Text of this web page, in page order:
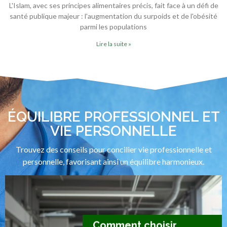
L'Islam, avec ses principes alimentaires précis, fait face à un défi de
santé publique majeur : l'augmentation du surpoids et de l'obésité
parmi les populations
Lire la suite »
ÉQUILIBRE PROFESSIONNEL ET
VIE PERSONNELLE
Trouvez des conseils pour concilier vie professionnelle et
personnelle, favorisant ainsi un équilibre harmonieux.
Contre-angle
Comprendre le BTS
Comment choisir les
Contre-angle
Comprendre le BTS
Comment choisir les
Contre-angle
Comprendre le BTS